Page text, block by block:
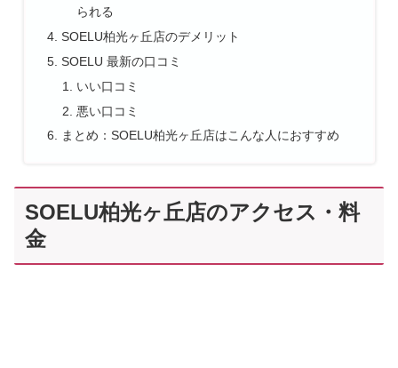
られる
SOELU柏光ヶ丘店のデメリット
SOELU 最新の口コミ
いい口コミ
悪い口コミ
まとめ：SOELU柏光ヶ丘店はこんな人におすすめ
SOELU柏光ヶ丘店のアクセス・料
金